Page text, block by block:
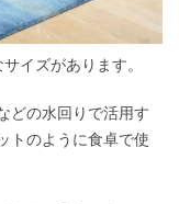
イズがあります。
どの水回りで活用す
トのように食卓で使